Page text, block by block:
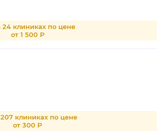
клиниках по цене
от 1 500 Р
клиниках по цене
от 300 Р